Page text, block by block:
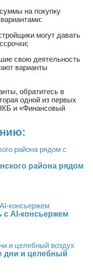
на покупку
могут давать
свою деятельность
варианты
обратитесь в
одной из первых
и «Финансовый
района рядом
с AI-консьержем
дни и целебный